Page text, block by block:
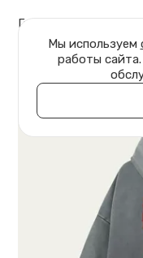
Главная Одежда
Мы используем
работы